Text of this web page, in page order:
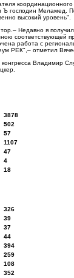
Ъ господин
высокий уровень".
Недавно я
соответствующей
работа с
РЕК",– отметил
Владимир
3878
502
57
1107
47
4
18
326
39
37
44
394
259
108
352